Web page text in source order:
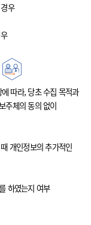
우
따라, 당초 수집 목적과
주체의 동의 없이
개인정보의 추가적인
하였는지 여부